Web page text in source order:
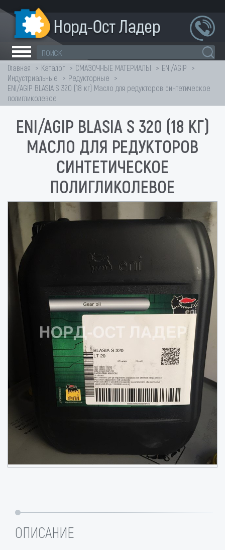
Главная Каталог СМАЗОЧНЫЕ МАТЕРИАЛЫ
ENI/AGIP
Индустриальные
Редукторные
ENI/AGIP BLASIA S 320 (18 кг) Масло для редукторов синтетическое
полигликолевое
ENI/AGIP BLASIA S 320 (18 КГ)
МАСЛО ДЛЯ РЕДУКТОРОВ
СИНТЕТИЧЕСКОЕ
ПОЛИГЛИКОЛЕВОЕ
ОПИСАНИЕ